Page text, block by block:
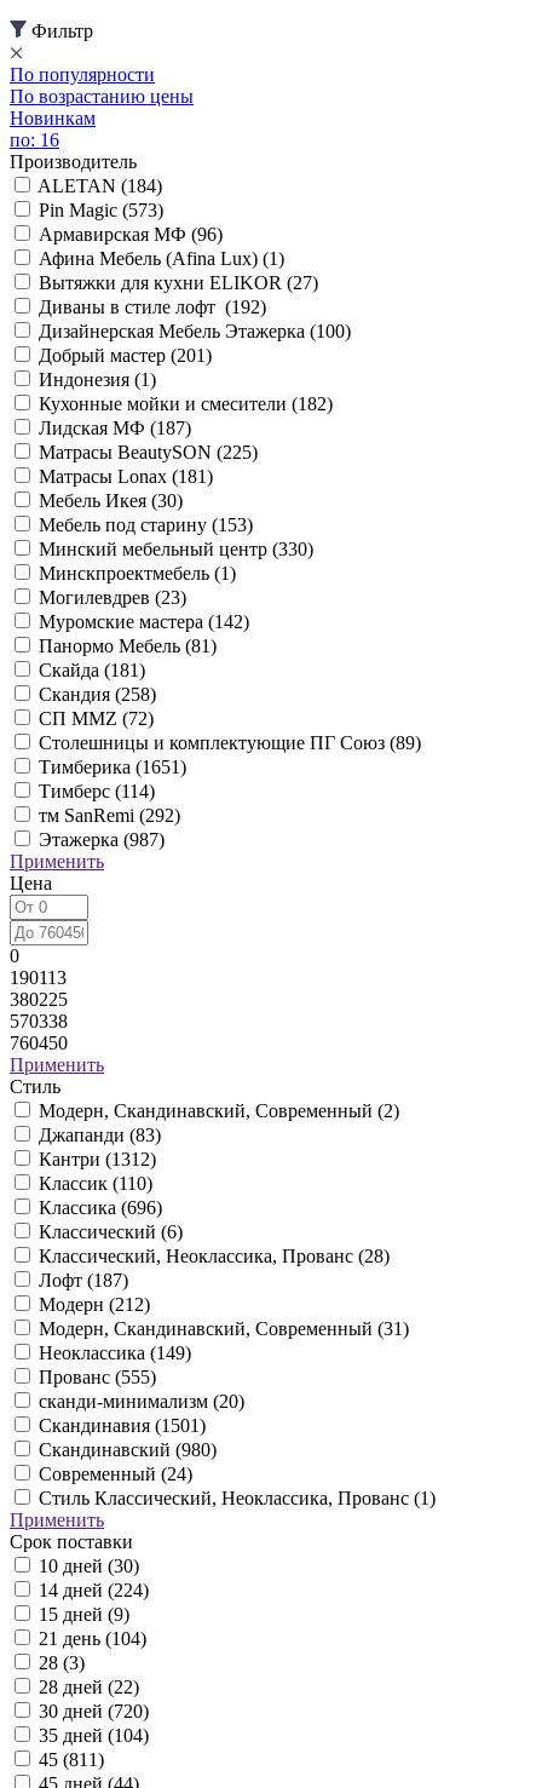
Фильтр
По популярности
По возрастанию цены
Новинкам
по: 16
Производитель
ALETAN (184)
Pin Magic (573)
Армавирская МФ (96)
Афина Мебель (Afina Lux) (1)
Вытяжки для кухни ELIKOR (27)
Диваны в стиле лофт (192)
Дизайнерская Мебель Этажерка (100)
Добрый мастер (201)
Индонезия (1)
Кухонные мойки и смесители (182)
Лидская МФ (187)
Матрасы BeautySON (225)
Матрасы Lonax (181)
Мебель Икея (30)
Мебель под старину (153)
Минский мебельный центр (330)
Минскпроектмебель (1)
Могилевдрев (23)
Муромские мастера (142)
Панормо Мебель (81)
Скайда (181)
Скандия (258)
СП ММZ (72)
Столешницы и комплектующие ПГ Союз (89)
Тимберика (1651)
Тимберс (114)
тм SanRemi (292)
Этажерка (987)
Применить
Цена
0
190113
380225
570338
760450
Применить
Стиль
Модерн, Скандинавский, Современный (2)
Джапанди (83)
Кантри (1312)
Классик (110)
Классика (696)
Классический (6)
Классический, Неоклассика, Прованс (28)
Лофт (187)
Модерн (212)
Модерн, Скандинавский, Современный (31)
Неоклассика (149)
Прованс (555)
сканди-минимализм (20)
Скандинавия (1501)
Скандинавский (980)
Современный (24)
Стиль Классический, Неоклассика, Прованс (1)
Применить
Срок поставки
10 дней (30)
14 дней (224)
15 дней (9)
21 день (104)
28 (3)
28 дней (22)
30 дней (720)
35 дней (104)
45 (811)
45 дней (44)